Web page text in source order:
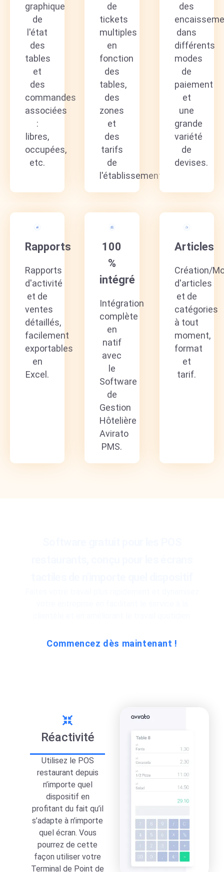
graphique
de
l'état
des
tables
et
des
commandes
associées
:
libres,
occupées,
etc.
de
tickets
multiples
en
fonction
des
tables,
des
zones
et
des
tarifs
de
l'établissement.
des
dans
différents
modes
de
paiement
et
une
grande
variété
de
devises.
Rapports
Rapports
d'activité
et de
ventes
détaillés,
facilement
exportables
en
Excel.
100
%
intégré
Intégration
complète
en
natif
avec
le
Software
de
Gestion
Hôtelière
Avirato
PMS.
Articles
Création/
d'articles
et de
catégories
à tout
moment,
format
et
tarif.
Commencez dès maintenant !
Réactivité
Utilisez le POS
restaurant depuis
n’importe quel
dispositif en
profitant du fait qu’il
s’adapte à n’importe
quel écran. Vous
pourrez de cette
façon utiliser votre
Terminal de Point de